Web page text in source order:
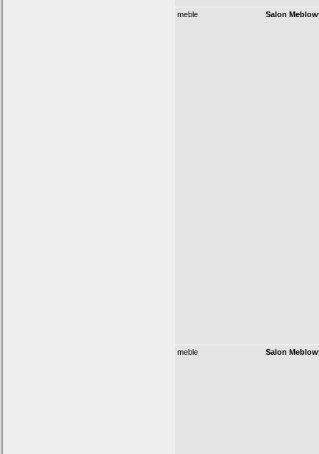
meble Salon
meble Salon